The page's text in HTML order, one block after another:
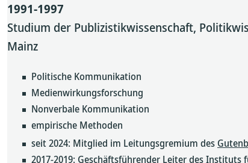
1991-1997
Studium der Publizistikwissenschaft,
Mainz
Politische Kommunikation
Medienwirkungsforschung
Nonverbale Kommunikation
empirische Methoden
seit 2024: Mitglied im Leitungsgremium des
2017-2019: Geschäftsführender Leiter des Instituts